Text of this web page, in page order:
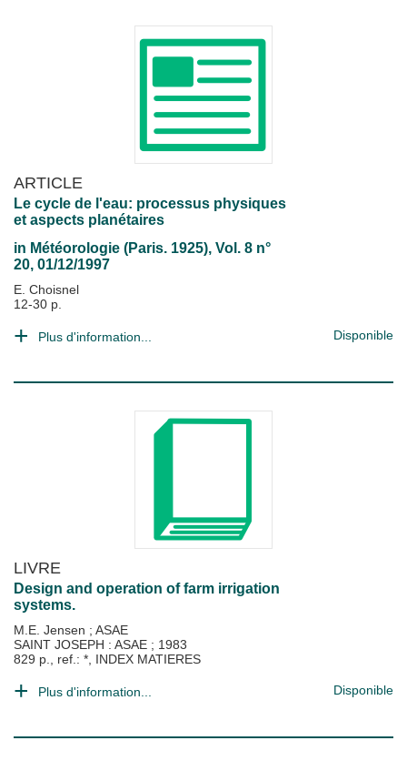
ARTICLE
Le cycle de l'eau: processus physiques
et aspects planétaires
in Météorologie (Paris. 1925), Vol. 8 n°
20, 01/12/1997
E. Choisnel
12-30 p.
Plus d'information... Disponible
LIVRE
Design and operation of farm irrigation
systems.
M.E. Jensen ; ASAE
SAINT JOSEPH : ASAE ; 1983
829 p., ref.: *, INDEX MATIERES
Plus d'information... Disponible